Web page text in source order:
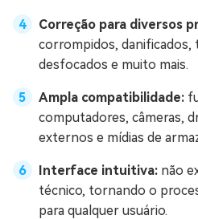
Correção para diversos
corrompidos, danificados,
desfocados e muito mais.
Ampla compatibilidade:
computadores, câmeras,
externos e mídias de
Interface intuitiva: não
técnico, tornando o
para qualquer usuário.